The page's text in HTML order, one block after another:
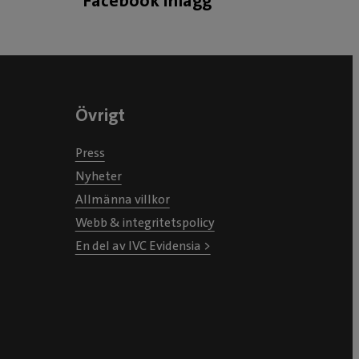
Övrigt
Press
Nyheter
Allmänna villkor
Webb & integritetspolicy
En del av IVC Evidensia >